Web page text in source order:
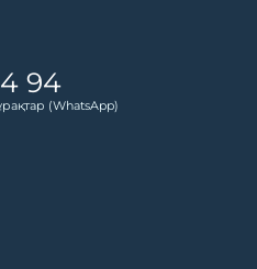
94
(WhatsApp)